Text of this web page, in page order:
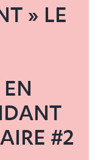
» LE
#2